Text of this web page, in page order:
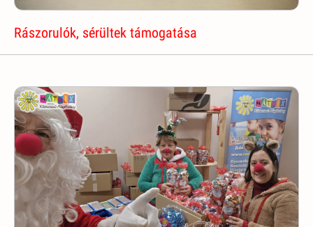
Rászorulók, sérültek támogatása